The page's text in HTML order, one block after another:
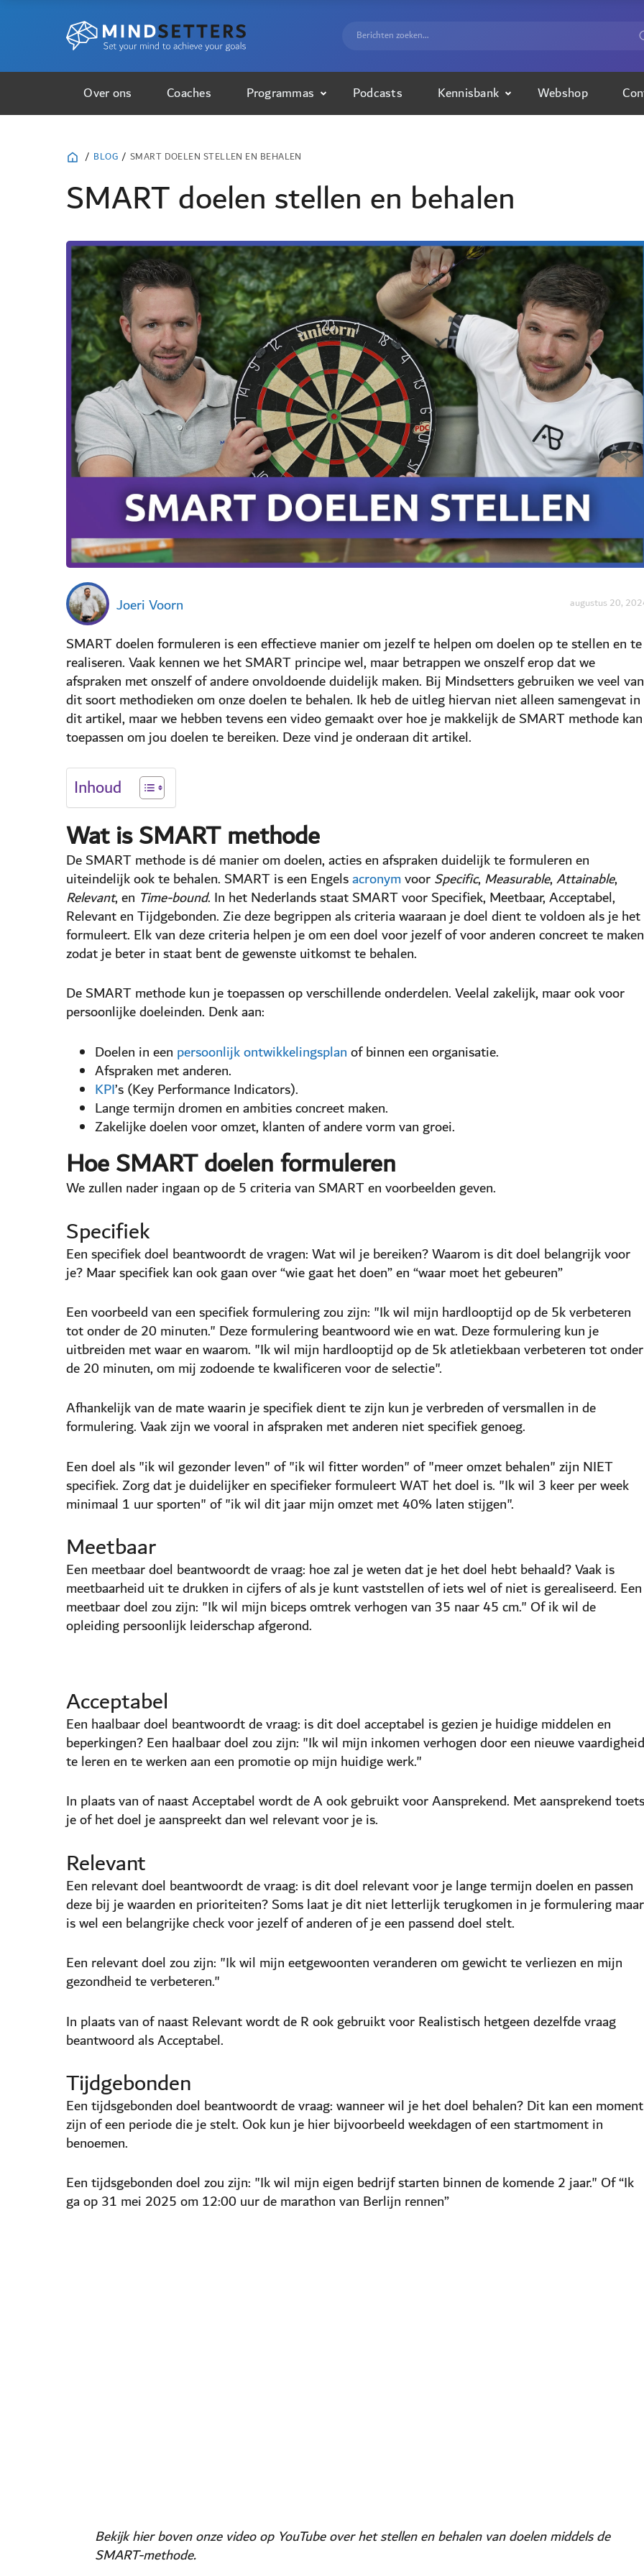
Over ons Coaches Programmas Podcasts Kennisbank Webshop
/ BLOG / SMART DOELEN STELLEN EN BEHALEN
SMART doelen stellen en behalen
Joeri Voorn augustus 20,
SMART doelen formuleren is een effectieve manier om jezelf te helpen om doelen op te stellen en te
realiseren. Vaak kennen we het SMART principe wel, maar betrappen we onszelf erop dat we
afspraken met onszelf of andere onvoldoende duidelijk maken. Bij Mindsetters gebruiken we veel van
dit soort methodieken om onze doelen te behalen. Ik heb de uitleg hiervan niet alleen samengevat in
dit artikel, maar we hebben tevens een video gemaakt over hoe je makkelijk de SMART methode kan
toepassen om jou doelen te bereiken. Deze vind je onderaan dit artikel.
Inhoud
Wat is SMART methode
De SMART methode is dé manier om doelen, acties en afspraken duidelijk te formuleren en
uiteindelijk ook te behalen. SMART is een EngelsacronymvoorSpecific,Measurable,Attainable,
Relevant, en Time-bound. In het Nederlands staat SMART voor Specifiek, Meetbaar, Acceptabel,
Relevant en Tijdgebonden. Zie deze begrippen als criteria waaraan je doel dient te voldoen als je het
formuleert. Elk van deze criteria helpen je om een doel voor jezelf of voor anderen concreet te
zodat je beter in staat bent de gewenste uitkomst te behalen.
De SMART methode kun je toepassen op verschillende onderdelen. Veelal zakelijk, maar ook voor
persoonlijke doeleinden. Denk aan:
Doelen in een persoonlijk ontwikkelingsplanof binnen een organisatie.
Afspraken met anderen.
KPI’s (Key Performance Indicators).
Lange termijn dromen en ambities concreet maken.
Zakelijke doelen voor omzet, klanten of andere vorm van groei.
Hoe SMART doelen formuleren
We zullen nader ingaan op de 5 criteria van SMART en voorbeelden geven.
Specifiek
Een specifiek doel beantwoordt de vragen: Wat wil je bereiken? Waarom is dit doel belangrijk voor
je? Maar specifiek kan ook gaan over “wie gaat het doen” en “waar moet het gebeuren”
Een voorbeeld van een specifiek formulering zou zijn: "Ik wil mijn hardlooptijd op de 5k verbeteren
tot onder de 20 minuten." Deze formulering beantwoord wie en wat. Deze formulering kun je
uitbreiden met waar en waarom. "Ik wil mijn hardlooptijd op de 5k atletiekbaan verbeteren tot onder
de 20 minuten, om mij zodoende te kwalificeren voor de selectie".
Afhankelijk van de mate waarin je specifiek dient te zijn kun je verbreden of versmallen in de
formulering. Vaak zijn we vooral in afspraken met anderen niet specifiek genoeg.
Een doel als "ik wil gezonder leven" of "ik wil fitter worden" of "meer omzet behalen" zijn NIET
specifiek. Zorg dat je duidelijker en specifieker formuleert WAT het doel is. "Ik wil 3 keer per week
minimaal 1 uur sporten" of "ik wil dit jaar mijn omzet met 40% laten stijgen".
Meetbaar
Een meetbaar doel beantwoordt de vraag: hoe zal je weten dat je het doel hebt behaald? Vaak is
meetbaarheid uit te drukken in cijfers of als je kunt vaststellen of iets wel of niet is gerealiseerd. Een
meetbaar doel zou zijn: "Ik wil mijn biceps omtrek verhogen van 35 naar 45 cm." Of ik wil de
opleiding persoonlijk leiderschap afgerond.
Acceptabel
Een haalbaar doel beantwoordt de vraag: is dit doel acceptabel is gezien je huidige middelen en
beperkingen? Een haalbaar doel zou zijn: "Ik wil mijn inkomen verhogen door een nieuwe vaardigheid
te leren en te werken aan een promotie op mijn huidige werk."
In plaats van of naast Acceptabel wordt de A ook gebruikt voor Aansprekend. Met aansprekend toets
je of het doel je aanspreekt dan wel relevant voor je is.
Relevant
Een relevant doel beantwoordt de vraag: is dit doel relevant voor je lange termijn doelen en passen
deze bij je waarden en prioriteiten? Soms laat je dit niet letterlijk terugkomen in je formulering maar
is wel een belangrijke check voor jezelf of anderen of je een passend doel stelt.
Een relevant doel zou zijn: "Ik wil mijn eetgewoonten veranderen om gewicht te verliezen en mijn
gezondheid te verbeteren."
In plaats van of naast Relevant wordt de R ook gebruikt voor Realistisch hetgeen dezelfde vraag
beantwoord als Acceptabel.
Tijdgebonden
Een tijdsgebonden doel beantwoordt de vraag: wanneer wil je het doel behalen? Dit kan een moment
zijn of een periode die je stelt. Ook kun je hier bijvoorbeeld weekdagen of een startmoment in
benoemen.
Een tijdsgebonden doel zou zijn: "Ik wil mijn eigen bedrijf starten binnen de komende 2 jaar." Of “Ik
ga op 31 mei 2025 om 12:00 uur de marathon van Berlijn rennen”
Bekijk hier boven onze video op YouTube over het stellen en behalen van doelen middels de
SMART-methode.